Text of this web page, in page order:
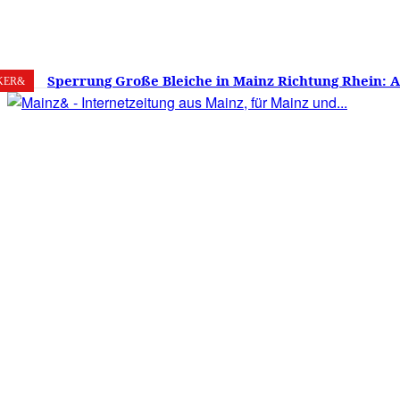
7. August 2026 17.9 Mainz
Sperrung Große Bleiche in Mainz Richtung Rhein:
verwirrt, Mainzer stinksauer – Haben die Mainzer